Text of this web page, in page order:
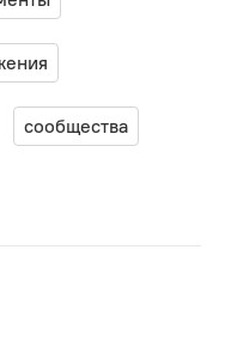
сообщества